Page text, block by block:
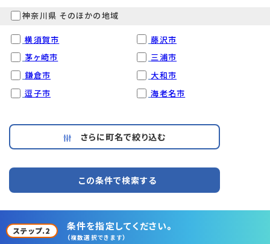
神奈川県 そのほかの地域
横須賀市
藤沢市
茅ヶ崎市
三浦市
鎌倉市
大和市
逗子市
海老名市
さらに町名で絞り込む
この条件で検索する
ステップ.2 条件を指定してください。
（複数選択できます）